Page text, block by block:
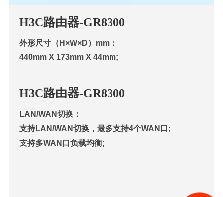
H3C路由器-GR8300
外形尺寸（H×W×D）mm：
440mm X 173mm X 44mm;
H3C路由器-GR8300
LAN/WAN切换：
支持LAN/WAN切换，最多支持4个WAN口;
支持多WAN口负载均衡;